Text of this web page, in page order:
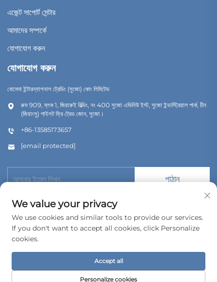
এজেন্ট সাপোর্ট সেন্টার
আমাদের সম্পর্কে
যোগাযোগ করুন
যোগাযোগ করুন
বোমেদা ইন্টারন্যাশনাল ট্রেডিং (সুজো) কোং লিমিটেড
রুম 909, ব্লক 1, জিয়ারুই বিল্ডিং, নং 400 সুজো এভিনিউ ইস্ট, সুজো ইন্ডাস্ট্রিয়াল পার্ক, চীন
(জিয়াংসু) পাইলট ফ্রি ট্রেড জোন, সুজো।
+86-13585173657
[email protected]
পাঠান
কপিরাইট © 2026 বোমেদা ইন্টারন্যাশনাল ট্রেডিং (সুজৌ) কোং, লিমিটেড। সর্বস্বত্ব সংরক্ষিত।
গোপনীয়তা নীতি
We value your privacy
We use cookies and similar tools to provide our services.
If you don't want to accept all cookies, click Personalize
cookies.
Personalize cookies
Accept all